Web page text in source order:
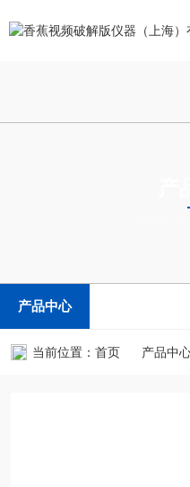
产品中心
当前位置： 首页 产品中